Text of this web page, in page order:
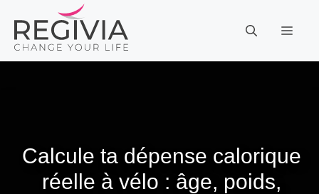
contenu
Calcule ta dépense calorique
réelle à vélo : âge, poids,